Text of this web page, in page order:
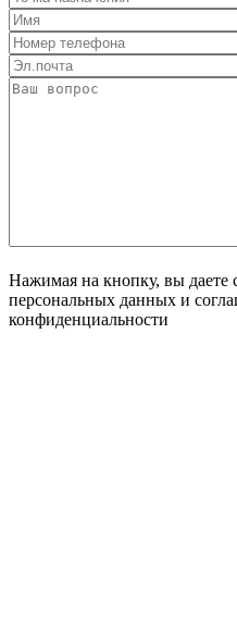
Нажимая на кнопку, вы даете
персональных данных и
конфиденциальности